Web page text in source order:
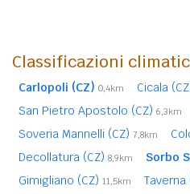
Classificazioni
Carlopoli (CZ) 0,4km Cicala
San Pietro Apostolo (CZ) 6,3km
Soveria Mannelli (CZ) 7,8km
Decollatura (CZ) 8,9km Sorbo
Gimigliano (CZ) 11,5km Taverna